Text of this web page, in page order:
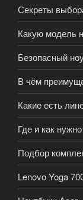
Секреты
Какую модель
Безопасный
В чём
Какие есть
Где и как
Подбор
Lenovo Yoga